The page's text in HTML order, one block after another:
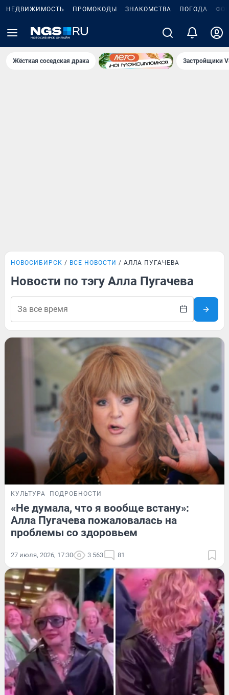
НЕДВИЖИМОСТЬ ПРОМОКОДЫ ЗНАКОМСТВА ПОГОДА
Жёсткая соседская драка Застройщики
НОВОСИБИРСК ВСЕ НОВОСТИ АЛЛА ПУГАЧЕВА
Новости по тэгу Алла Пугачева
КУЛЬТУРА ПОДРОБНОСТИ
«Не думала, что я вообще встану»:
Алла Пугачева пожаловалась на
проблемы со здоровьем
27 июля, 2026, 17:30 3 563 81